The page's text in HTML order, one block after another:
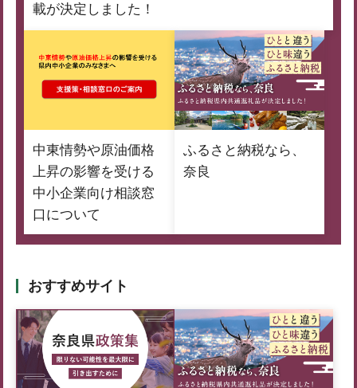
載が決定しました！
中東情勢や原油価格
上昇の影響を受ける
中小企業向け相談窓
口について
ふるさと納税なら、
奈良
おすすめサイト